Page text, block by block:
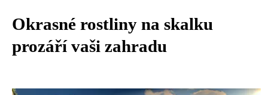
Okrasné rostliny na skalku
prozáří vaši zahradu